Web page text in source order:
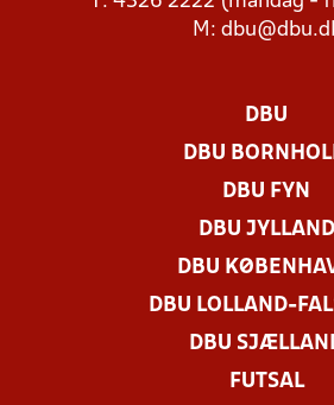
M:
DBU
DBU
DBU FYN
DBU JYLLAND
DBU
DBU LOLLAND-
DBU
FUTSAL